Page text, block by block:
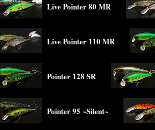
Live Pointer 80 MR
Live Pointer 110 MR
Pointer 128 SR
Pointer 95 ~Silent~